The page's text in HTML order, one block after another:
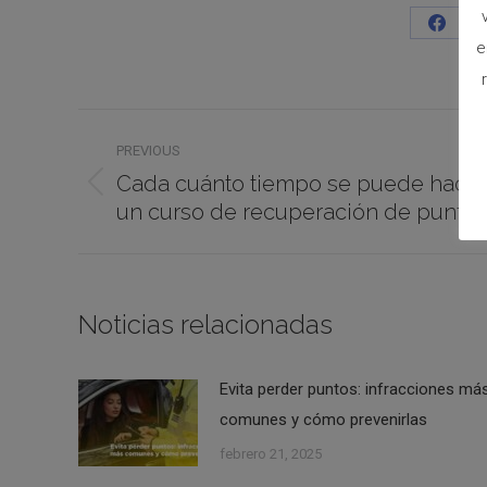
PREVIOUS
Cada cuánto tiempo se puede hacer
un curso de recuperación de puntos
Noticias relacionadas
Evita perder puntos: infracciones
comunes y cómo prevenirlas
febrero 21, 2025